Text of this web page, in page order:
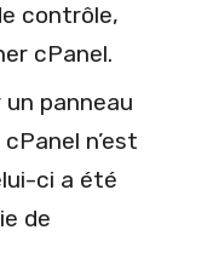
contrôle,
cPanel.
panneau
n’est
ci a été
de